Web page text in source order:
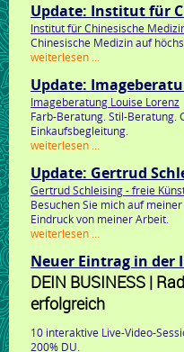
frau
und
wirtschaft
Update: Institut für
Institut für Chinesische
Chinesische Medizin auf
weiterlesen …
für
chinesische
medizin
Update:
Imageberatung Louise Lorenz
Farb-Beratung. Stil-Beratung.
Einkaufsbegleitung.
weiterlesen …
louise
lorenz
Update: Gertrud
Gertrud Schleising - freie
Besuchen Sie mich auf
Eindruck von meiner Arbeit.
weiterlesen …
schleising
-
freie
künstlerin
Neuer Eintrag in der
DEIN BUSINESS |
erfolgreich
10 interaktive Live-Video-
200% DU.